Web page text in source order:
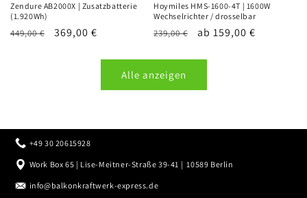
Zendure AB2000X | Zusatzbatterie
(1.920Wh)
Normaler
449,00 € Verkaufspreis
369,00 €
Hoymiles HMS-1600-4T | 1600W
Wechselrichter / drosselbar
Normaler
239,00 € Verkaufspreis
ab 159,00 €
Alle anzeigen
+49 30 20615928
Work Box 65 | Lise-Meitner-Straße 39-41 | 10589 Berlin
info@balkonkraftwerk-express.de